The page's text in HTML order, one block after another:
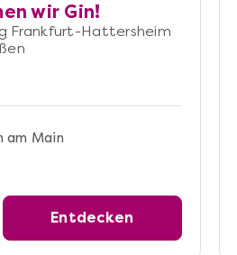
wir Gin!
Frankfurt-Hattersheim
am Main
Entdecken